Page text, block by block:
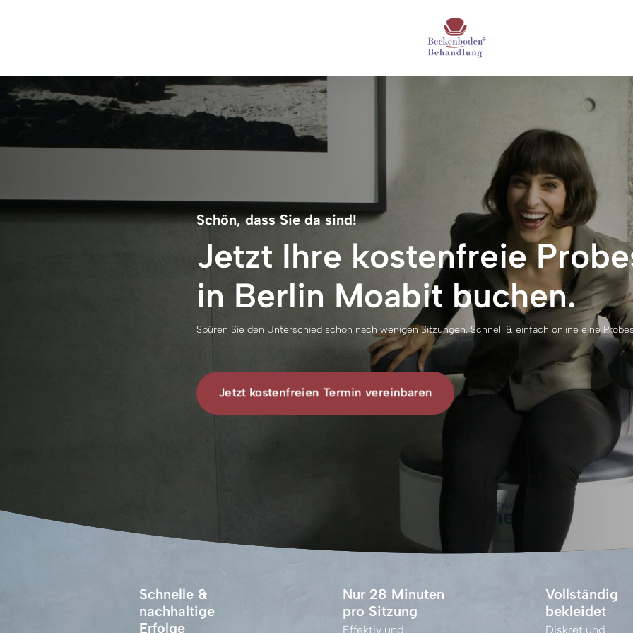
Schön, dass Sie da sind!
Jetzt Ihre kostenfreie
in Berlin Moabit buchen.
Spüren Sie den Unterschied schon nach wenigen Sitzungen. Schnell & einfach online eine
Jetzt kostenfreien Termin vereinbaren
Schnelle &
nachhaltige
Erfolge
Nur 28 Minuten
pro Sitzung
Effektiv
Vollständig
bekleidet
Diskret